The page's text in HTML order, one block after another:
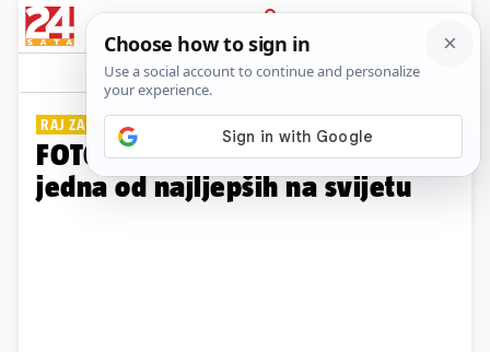
PRIJAVA
Galerija Komentari
RAJ ZA DUŠU
FOTO Ova zelena oaza u BiH je
jedna od najljepših na svijetu